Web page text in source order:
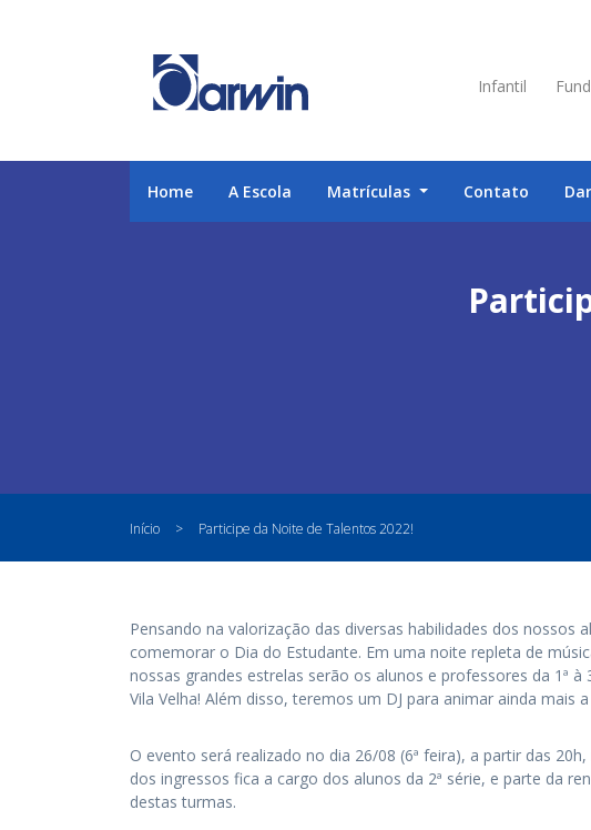
Infantil
Home A Escola Matrículas Contato
Início > Participe da Noite de Talentos 2022!
Pensando na valorização das diversas habilidades dos nossos
comemorar o Dia do Estudante. Em uma noite repleta de
nossas grandes estrelas serão os alunos e professores da 1ª à
Vila Velha! Além disso, teremos um DJ para animar ainda mais
O evento será realizado no dia 26/08 (6ª feira), a partir das
dos ingressos fica a cargo dos alunos da 2ª série, e parte da
destas turmas.